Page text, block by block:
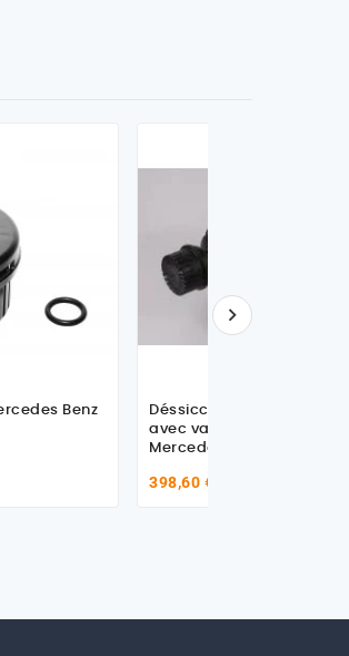
Benz
Déssiccateur, sans
avec valves 4 voies pour
Mercedes
398,60 €
